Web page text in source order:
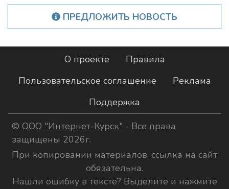
ПРЕДЛОЖИТЬ НОВОСТЬ
О проекте
Правила
Пользовательское соглашение
Реклама
Поддержка
© ООО "Интернет-Курск" - Все права
защищены 2026г.
При копировании материалов, ссылка на сайт
обязательна.
Нашли ошибку в тексте? Выделите и нажмите